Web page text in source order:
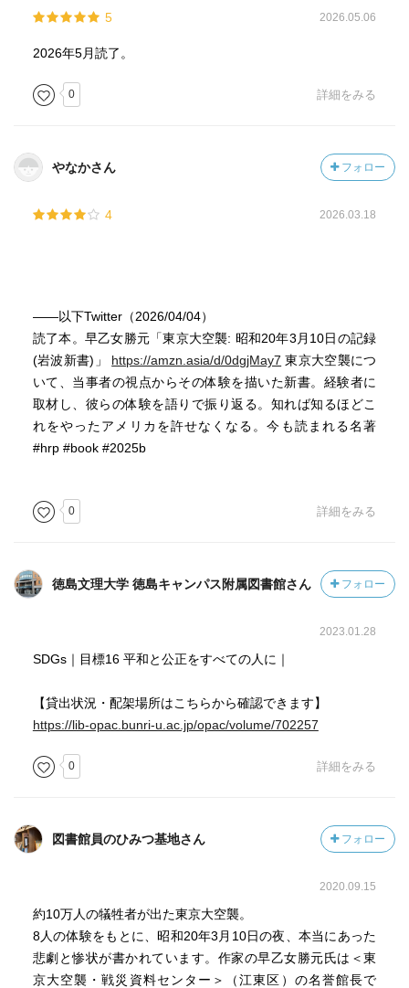
ならなかった。
☆関連図書
1987.07.25
｢神を信ぜず｣岩川隆著、中公文庫、1978.10.10
｢アメリカひじき･火垂るの墓｣野坂昭如著、新潮文庫、
1972.01.30
著者 早乙女勝元
1932年 東京生まれ
12歳で東京大空襲を経験
1970年 「東京空襲を記録する会」を結成
『東京大空襲・戦災誌』で菊池寛賞を受賞
2002年 江東区北砂に「東京大空襲・戦災資料センター」
をオープン、館長就任
5 2026.05.06
2026年5月読了。
0 詳細をみる
やなかさん フォロー
4 2026.03.18
——以下Twitter（2026/04/04）
読了本。早乙女勝元「東京大空襲: 昭和20年3月10日の記録
(岩波新書)」 https://amzn.asia/d/0dgjMay7 東京大空襲につ
いて、当事者の視点からその体験を描いた新書。経験者に
取材し、彼らの体験を語りで振り返る。知れば知るほどこ
れをやったアメリカを許せなくなる。今も読まれる名著
#hrp #book #2025b
0 詳細をみる
徳島文理大学 徳島キャンパス附属図書館さん フォロー
2023.01.28
SDGs｜目標16 平和と公正をすべての人に｜
【貸出状況・配架場所はこちらから確認できます】
https://lib-opac.bunri-u.ac.jp/opac/volume/702257
0 詳細をみる
図書館員のひみつ基地さん フォロー
2020.09.15
約10万人の犠牲者が出た東京大空襲。
8人の体験をもとに、昭和20年3月10日の夜、本当にあった
悲劇と惨状が書かれています。作家の早乙女勝元氏は＜東
京大空襲・戦災資料センター＞（江東区）の名誉館長で